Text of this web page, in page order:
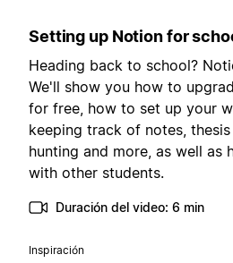
Setting up Notion for
Heading back to school?
We'll show you how to
for free, how to set up your
keeping track of notes,
hunting and more, as well as
with other students.
Duración del video: 6 min
Inspiración